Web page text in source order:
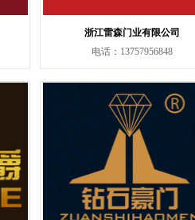
浙江雷森门业有限公司
电话：13757956848